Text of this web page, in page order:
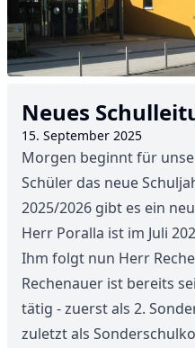
Neues
15. September 2025
Morgen beginnt für
Schüler das neue
2025/2026 gibt es ein
Herr Poralla ist im Juli
Ihm folgt nun Herr
Rechenauer ist bereits
tätig - zuerst als 2.
zuletzt als